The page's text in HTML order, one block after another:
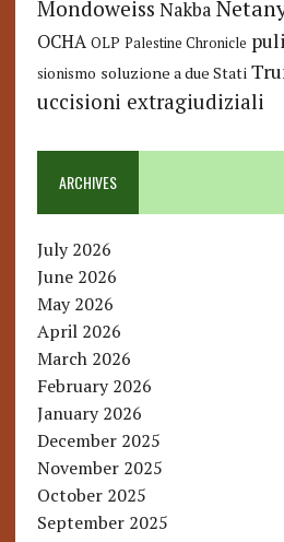
Mondoweiss Nakba
OCHA OLP Palestine Chronicle
sionismo soluzione a due Stati
uccisioni extragiudiziali
ARCHIVES
July 2026
June 2026
May 2026
April 2026
March 2026
February 2026
January 2026
December 2025
November 2025
October 2025
September 2025